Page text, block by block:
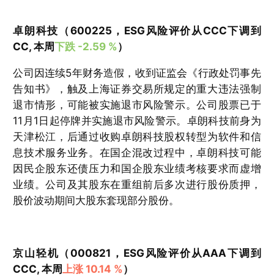
卓朗科技（600225，ESG风险评价从CCC下调到
CC, 本周下跌 -2.59 %）
公司因连续5年财务造假，收到证监会《行政处罚事先
告知书》，触及上海证券交易所规定的重大违法强制
退市情形，可能被实施退市风险警示。公司股票已于
11月1日起停牌并实施退市风险警示。卓朗科技前身为
天津松江，后通过收购卓朗科技股权转型为软件和信
息技术服务业务。在国企混改过程中，卓朗科技可能
因民企股东还债压力和国企股东业绩考核要求而虚增
业绩。公司及其股东在重组前后多次进行股份质押，
股价波动期间大股东套现部分股份。
京山轻机（000821，ESG风险评价从AAA下调到
CCC, 本周 上涨 10.14 %）